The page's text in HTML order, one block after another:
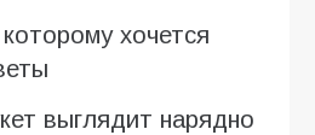
хочется
выглядит нарядно